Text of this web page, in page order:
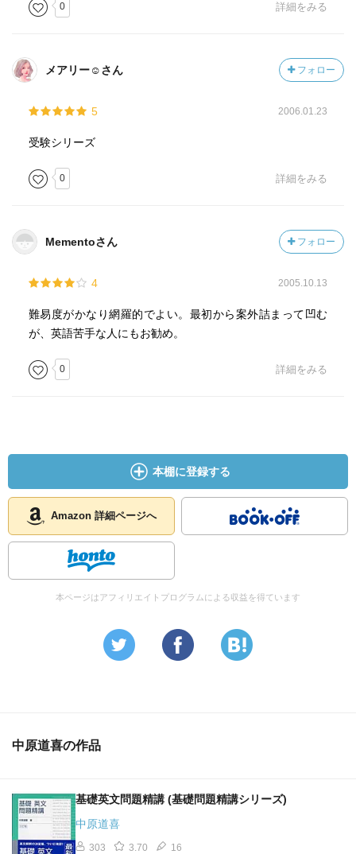
0 詳細をみる
メアリー☺︎さん フォロー
5 2006.01.23
受験シリーズ
0 詳細をみる
Mementoさん フォロー
4 2005.10.13
難易度がかなり網羅的でよい。最初から案外詰まって凹む
が、英語苦手な人にもお勧め。
0 詳細をみる
本棚に登録する
Amazon 詳細ページへ
本ページはアフィリエイトプログラムによる収益を得ています
中原道喜の作品
基礎英文問題精講 (基礎問題精講シリーズ)
中原道喜
303 3.70 16